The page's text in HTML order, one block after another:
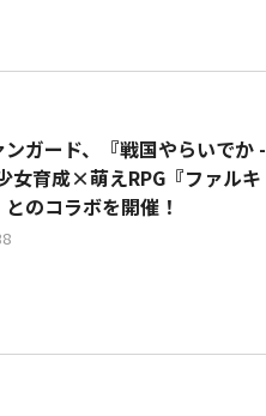
ガード、『戦国やらいでか -
女育成×萌えRPG『ファルキ
のコラボを開催！